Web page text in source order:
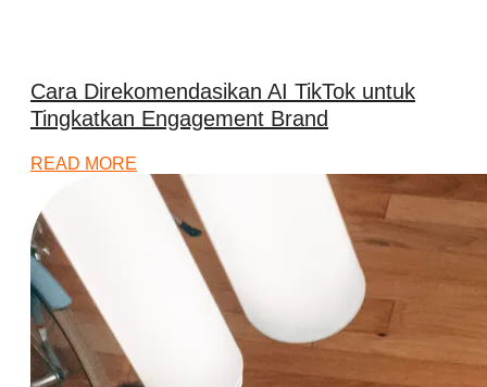
Cara Direkomendasikan AI TikTok untuk
Tingkatkan Engagement Brand
READ MORE